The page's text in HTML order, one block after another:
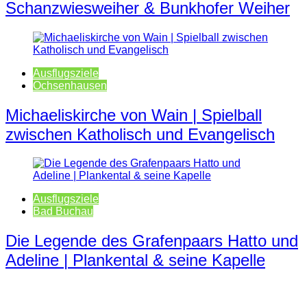
Schanzwiesweiher & Bunkhofer Weiher
Ausflugsziele
Ochsenhausen
Michaeliskirche von Wain | Spielball
zwischen Katholisch und Evangelisch
Ausflugsziele
Bad Buchau
Die Legende des Grafenpaars Hatto und
Adeline | Plankental & seine Kapelle